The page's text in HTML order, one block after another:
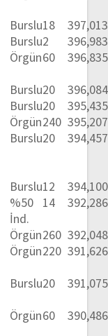
Burslu18
Burslu2
Örgün60
Burslu20
Burslu20
Örgün240
Burslu20
Burslu12
%50
İnd.
14
Örgün260
Örgün220
Burslu20
Örgün60